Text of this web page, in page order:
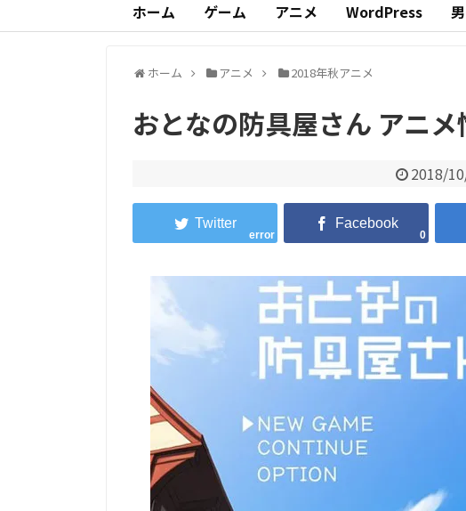
ホーム ゲーム アニメ WordPress
ホーム アニメ 2018年秋アニメ
おとなの防具屋さん アニ
2018/
error 0